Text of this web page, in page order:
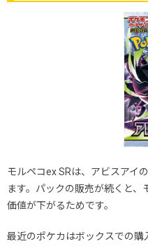
モルペコex SRは、アビスアイ
ます。パックの販売が続くと、
価値が下がるためです。
最近のポケカはボックスでの